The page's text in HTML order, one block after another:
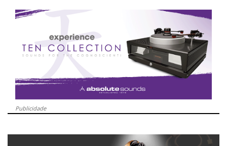
Publicidade